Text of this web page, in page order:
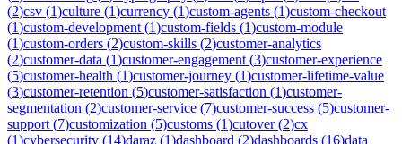
(2)csv (1)culture (1)currency (1)custom-agents (1)custom-checkout
(1)custom-development (1)custom-fields (1)custom-module
(1)custom-orders (2)custom-skills (2)customer-analytics
(2)customer-data (1)customer-engagement (3)customer-experience
(5)customer-health (1)customer-journey (1)customer-lifetime-value
(3)customer-retention (5)customer-satisfaction (1)customer-
segmentation (2)customer-service (7)customer-success (5)customer-
support (7)customization (5)customs (1)cutover(2)cx
(1)cybersecurity (14)daraz (1)dashboard (2)dashboards (16)data